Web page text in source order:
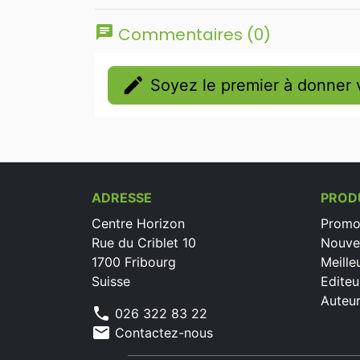
chat Commentaires (0)
edit Soyez le premier à donner
ADRESSE
Centre Horizon
Rue du Criblet 10
1700 Fribourg
Suisse
phone 026 322 83 22
mail Contactez-nous